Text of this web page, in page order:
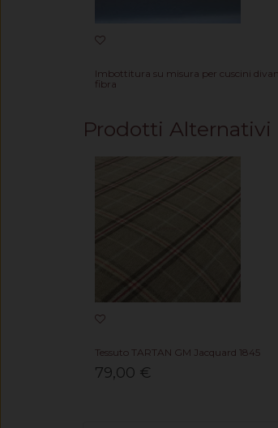
Imbottitura su misura per cuscini
fibra
Prodotti Alternativi
Tessuto TARTAN GM Jacquard 1845
79,00 €